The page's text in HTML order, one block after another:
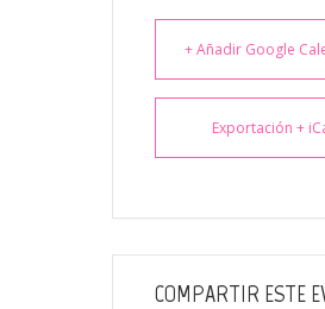
+ Añadir Google
Exportación +
COMPARTIR ESTE